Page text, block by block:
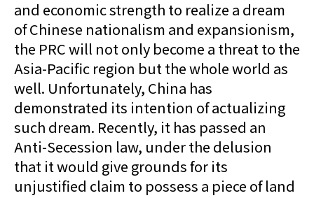
and economic strength to realize a dream
of Chinese nationalism and expansionism,
the PRC will not only become a threat to the
Asia-Pacific region but the whole world as
well. Unfortunately, China has
demonstrated its intention of actualizing
such dream. Recently, it has passed an
Anti-Secession law, under the delusion
that it would give grounds for its
unjustified claim to possess a piece of land